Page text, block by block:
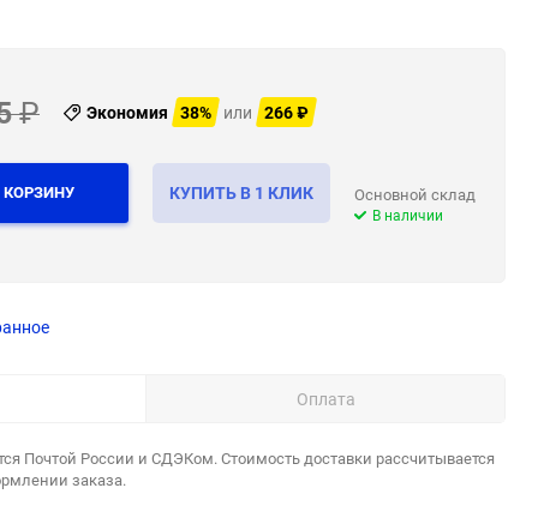
₽ Экономия 38% или 266₽
КОРЗИНУ КУПИТЬ В 1 КЛИК Основной склад
В наличии
Оплата
Почтой России и СДЭКом. Стоимость доставки рассчитывается
заказа.